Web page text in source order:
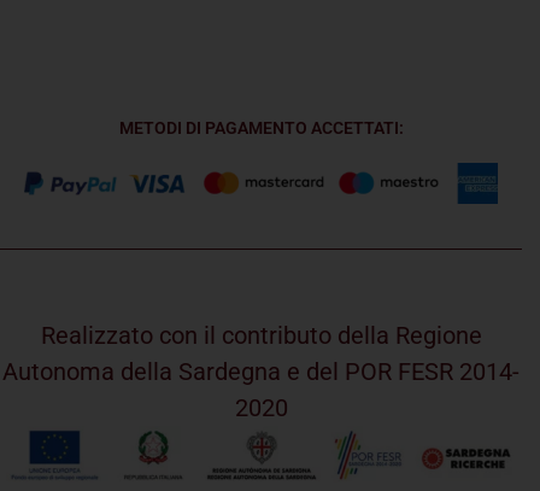
METODI DI PAGAMENTO ACCETTATI:
Realizzato con il contributo della Regione
Autonoma della Sardegna e del POR FESR 2014-
2020